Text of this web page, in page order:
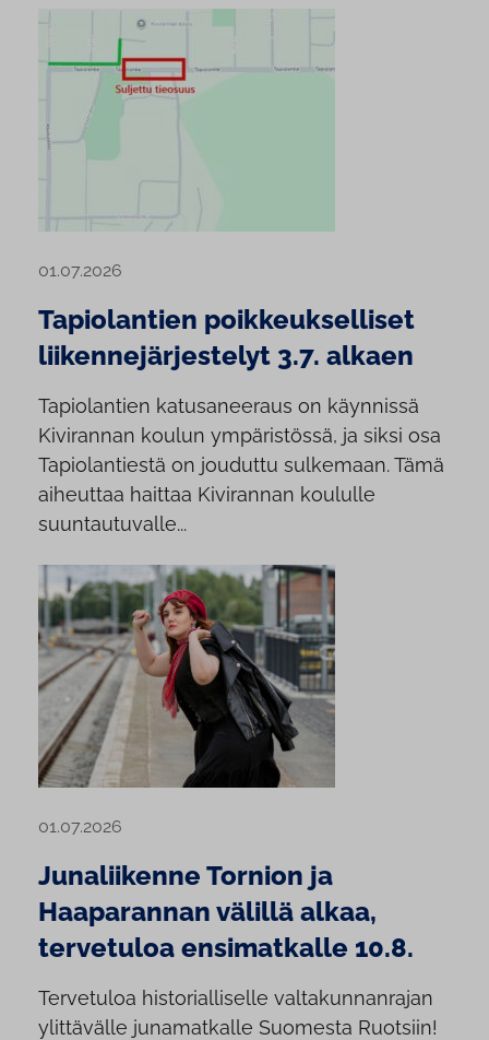
01.07.2026
Tapiolantien poikkeukselliset
liikennejärjestelyt 3.7. alkaen
Tapiolantien katusaneeraus on käynnissä
Kivirannan koulun ympäristössä, ja siksi osa
Tapiolantiestä on jouduttu sulkemaan. Tämä
aiheuttaa haittaa Kivirannan koululle
suuntautuvalle...
01.07.2026
Junaliikenne Tornion ja
Haaparannan välillä alkaa,
tervetuloa ensimatkalle 10.8.
Tervetuloa historialliselle valtakunnanrajan
ylittävälle junamatkalle Suomesta Ruotsiin!